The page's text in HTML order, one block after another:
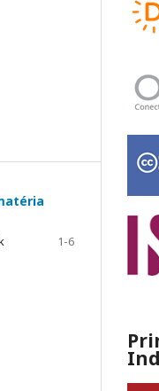
1-6